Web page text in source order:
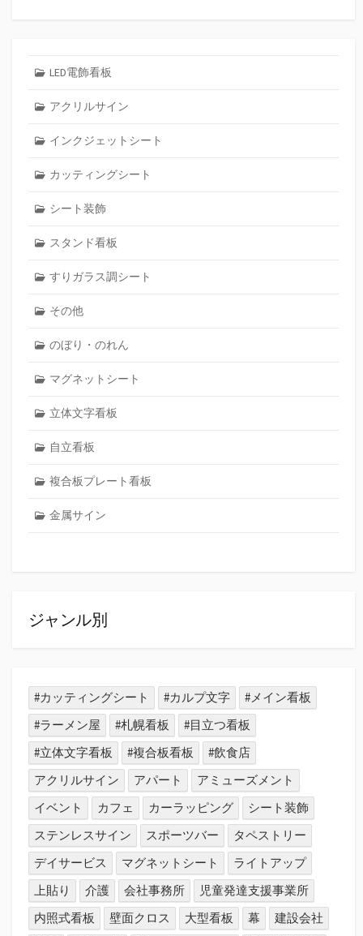
LED電飾看板
アクリルサイン
インクジェットシート
カッティングシート
シート装飾
スタンド看板
すりガラス調シート
その他
のぼり・のれん
マグネットシート
立体文字看板
自立看板
複合板プレート看板
金属サイン
ジャンル別
#カッティングシート #カルプ文字
#メイン看板
#ラーメン屋
#札幌看板
#目立つ看板
#立体文字看板
#複合板看板
#飲食店
アクリルサイン
アパート
アミューズメント
イベント
カフェ カーラッピング
シート装飾
ステンレスサイン
スポーツバー
タペストリー
デイサービス
マグネットシート
ライトアップ
上貼り
介護 会社事務所
児童発達支援事業所
内照式看板
壁面クロス 大型看板 幕
建設会社